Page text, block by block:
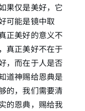
果仅是美好，它
可能是镜中取
正美好的意义不
真正美好不在于
，而在于人是否
道神赐给恩典是
的，我们需要清
的恩典，赐给我